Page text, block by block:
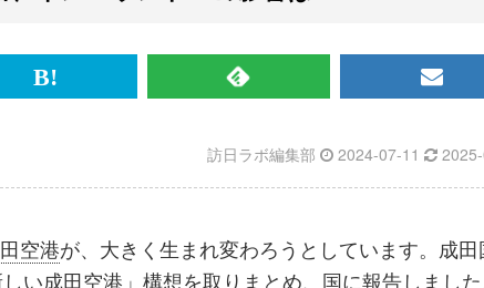
は
ブ
ク
RSS
記
事
購
メ
マ
ガ
録
訪日ラボ編集部 2024-07-11
空港が、大きく生まれ変わろうとしています。成田
い成田空港 」構想を取りまとめ、国に報告しました